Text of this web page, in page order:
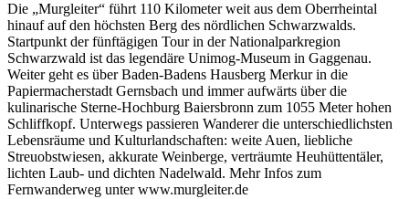
Die „Murgleiter“ führt 110 Kilometer weit aus dem Oberrheintal
hinauf auf den höchsten Berg des nördlichen Schwarzwalds.
Startpunkt der fünftägigen Tour in der Nationalparkregion
Schwarzwald ist das legendäre Unimog-Museum in Gaggenau.
Weiter geht es über Baden-Badens Hausberg Merkur in die
Papiermacherstadt Gernsbach und immer aufwärts über die
kulinarische Sterne-Hochburg Baiersbronn zum 1055 Meter hohen
Schliffkopf. Unterwegs passieren Wanderer die unterschiedlichsten
Lebensräume und Kulturlandschaften: weite Auen, liebliche
Streuobstwiesen, akkurate Weinberge, verträumte Heuhüttentäler,
lichten Laub- und dichten Nadelwald. Mehr Infos zum
Fernwanderweg unter www.murgleiter.de